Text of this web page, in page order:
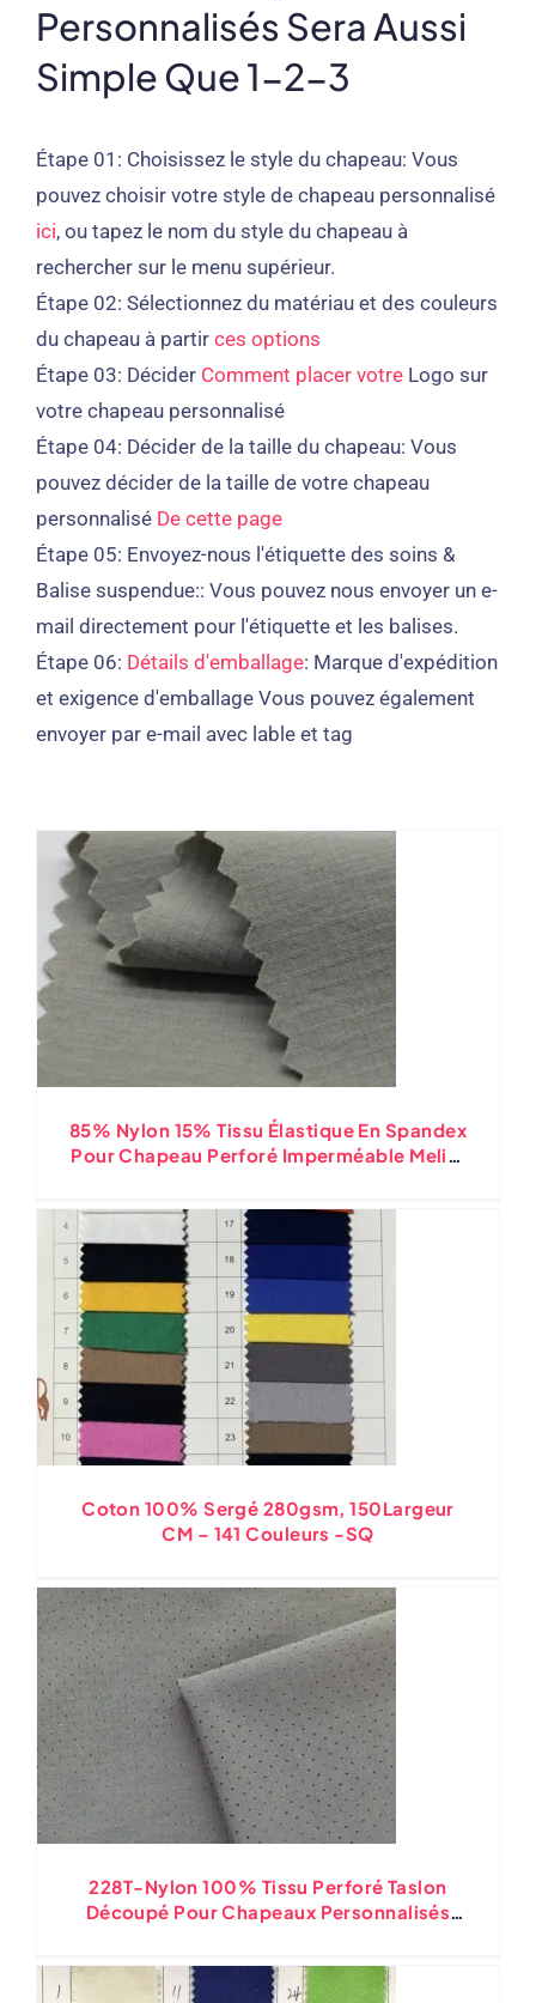
Personnalisés Sera Aussi
Simple Que 1-2-3
Étape 01: Choisissez le style du chapeau: Vous
pouvez choisir votre style de chapeau personnalisé
ici, ou tapez le nom du style du chapeau à
rechercher sur le menu supérieur.
Étape 02: Sélectionnez du matériau et des couleurs
du chapeau à partir ces options
Étape 03: Décider Comment placer votre Logo sur
votre chapeau personnalisé
Étape 04: Décider de la taille du chapeau: Vous
pouvez décider de la taille de votre chapeau
personnalisé De cette page
Étape 05: Envoyez-nous l'étiquette des soins &
Balise suspendue:: Vous pouvez nous envoyer un e-
mail directement pour l'étiquette et les balises.
Étape 06: Détails d'emballage: Marque d'expédition
et exigence d'emballage Vous pouvez également
envoyer par e-mail avec lable et tag
85% Nylon 15% Tissu Élastique En Spandex
Pour Chapeau Perforé Imperméable Melin,
Coton 100% Sergé 280gsm, 150Largeur
CM – 141 Couleurs -SQ
228T-Nylon 100% Tissu Perforé Taslon
Découpé Pour Chapeaux Personnalisés